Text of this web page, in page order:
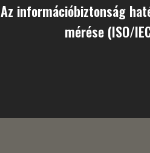
Az információbiztonság
mérése (ISO/